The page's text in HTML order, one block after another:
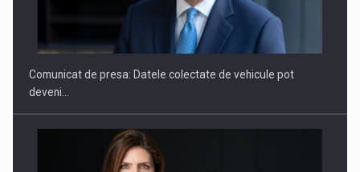
SAPTE PERSONALITATI DIN MEDIUL DE AFACERI, ACADEMIC
Comunicat de presa: Datele colectate de vehicule pot
deveni…